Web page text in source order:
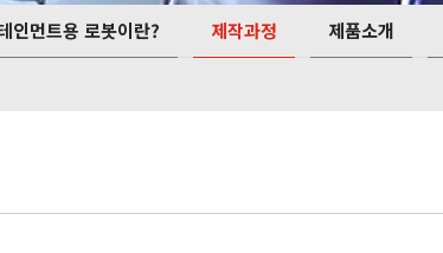
인먼트용 로봇이란? 제작과정 제품소개